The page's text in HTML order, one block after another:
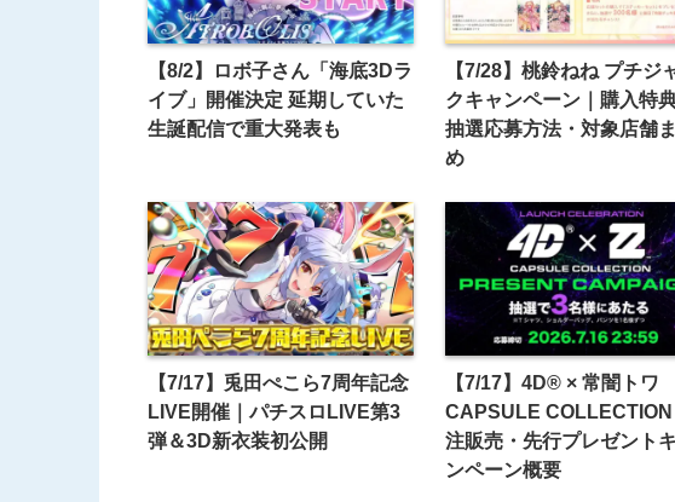
【8/2】ロボ子さん「海底3Dラ
イブ」開催決定 延期していた
生誕配信で重大発表も
【7/28】桃鈴ねね プチジ
クキャンペーン｜購入特典
抽選応募方法・対象店舗
め
【7/17】兎田ぺこら7周年記念
LIVE開催｜パチスロLIVE第3
弾＆3D新衣装初公開
【7/17】4D® × 常闇トワ
CAPSULE COLLECTION
注販売・先行プレゼント
ンペーン概要